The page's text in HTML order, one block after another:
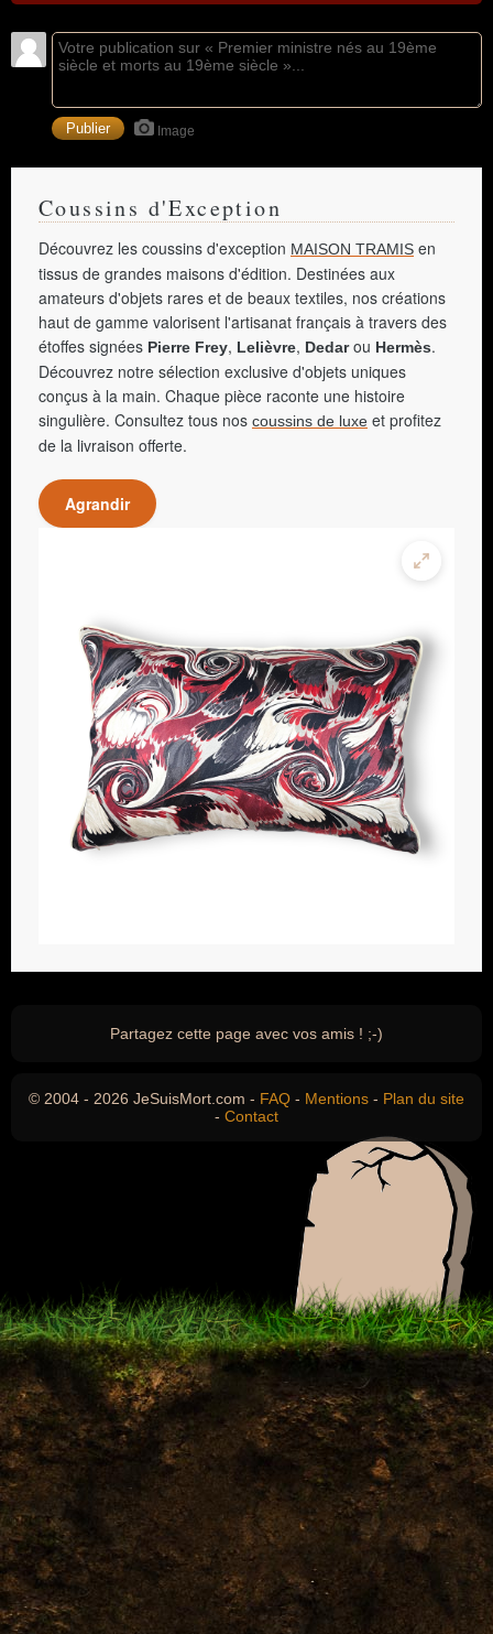
Image
Coussins d'Exception
Découvrez les coussins d'exception MAISON TRAMIS en
tissus de grandes maisons d'édition. Destinées aux
amateurs d'objets rares et de beaux textiles, nos créations
haut de gamme valorisent l'artisanat français à travers des
étoffes signées Pierre Frey, Lelièvre, Dedarou Hermès.
Découvrez notre sélection exclusive d'objets uniques
conçus à la main. Chaque pièce raconte une histoire
singulière. Consultez tous nos coussins de luxe et profitez
de la livraison offerte.
Agrandir
Partagez cette page avec vos amis ! ;-)
© 2004 - 2026 JeSuisMort.com - FAQ - Mentions - Plan du site
- Contact